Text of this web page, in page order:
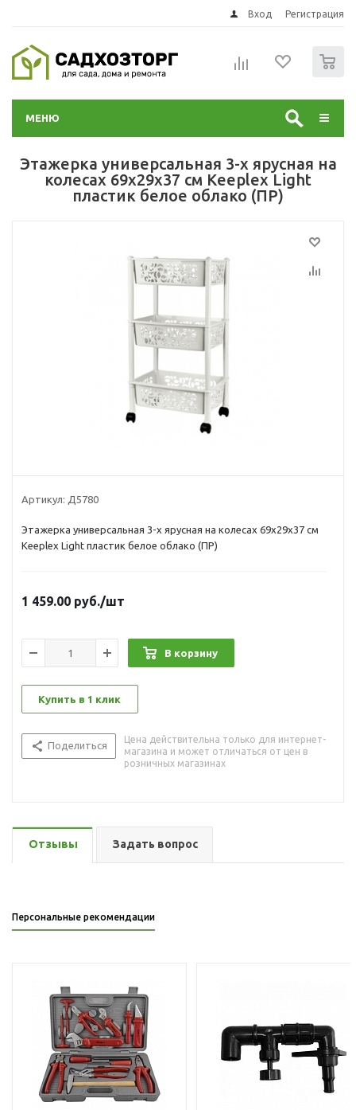
Вход Регистрация
МЕНЮ
Этажерка универсальная 3-х ярусная на
колесах 69х29х37 см Keeplex Light
пластик белое облако (ПР)
Артикул: Д5780
Этажерка универсальная 3-х ярусная на колесах 69х29х37 см
Keeplex Light пластик белое облако (ПР)
1 459.00 руб./шт
В корзину
Купить в 1 клик
Поделиться
Цена действительна только для интернет-
магазина и может отличаться от цен в
розничных магазинах
Отзывы Задать вопрос
Персональные рекомендации